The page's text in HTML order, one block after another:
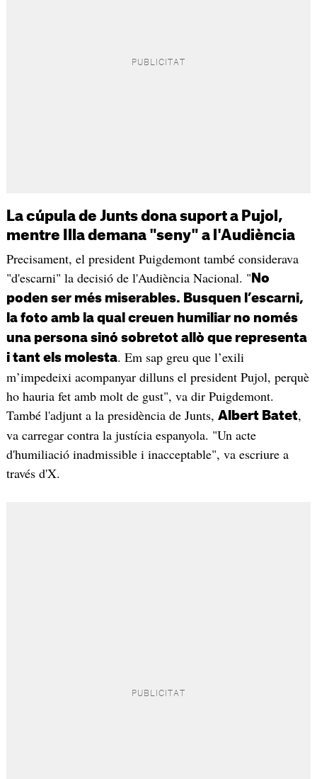
La cúpula de Junts dona suport a Pujol,
mentre Illa demana "seny" a l'Audiència
Precisament, el president Puigdemont també considerava
"d'escarni" la decisió de l'Audiència Nacional. " No
poden ser més miserables. Busquen l’escarni,
la foto amb la qual creuen humiliar no només
una persona sinó sobretot allò que representa
i tant els molesta. Em sap greu que l’exili
m’impedeixi acompanyar dilluns el president Pujol, perquè
ho hauria fet amb molt de gust", va dir Puigdemont.
També l'adjunt a la presidència de Junts, Albert Batet,
va carregar contra la justícia espanyola. "Un acte
d'humiliació inadmissible i inacceptable", va escriure a
través d'X.